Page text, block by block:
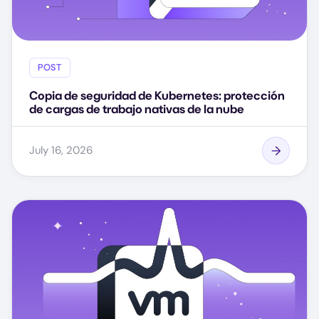
POST
Copia de seguridad de Kubernetes: protección
de cargas de trabajo nativas de la nube
July 16, 2026